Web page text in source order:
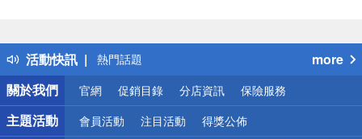
活動快訊
得獎公告
熱門話題
銀行優惠
偏遠地區配送
詐騙網頁！請小心！
more
關於我們
官網 促銷目錄 分店資訊 保險服務
主題活動 會員活動 注目活動 得獎公佈